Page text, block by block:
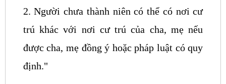
2. Người chưa thành niên có thể có nơi cư
trú khác với nơi cư trú của cha, mẹ nếu
được cha, mẹ đồng ý hoặc pháp luật có quy
định."